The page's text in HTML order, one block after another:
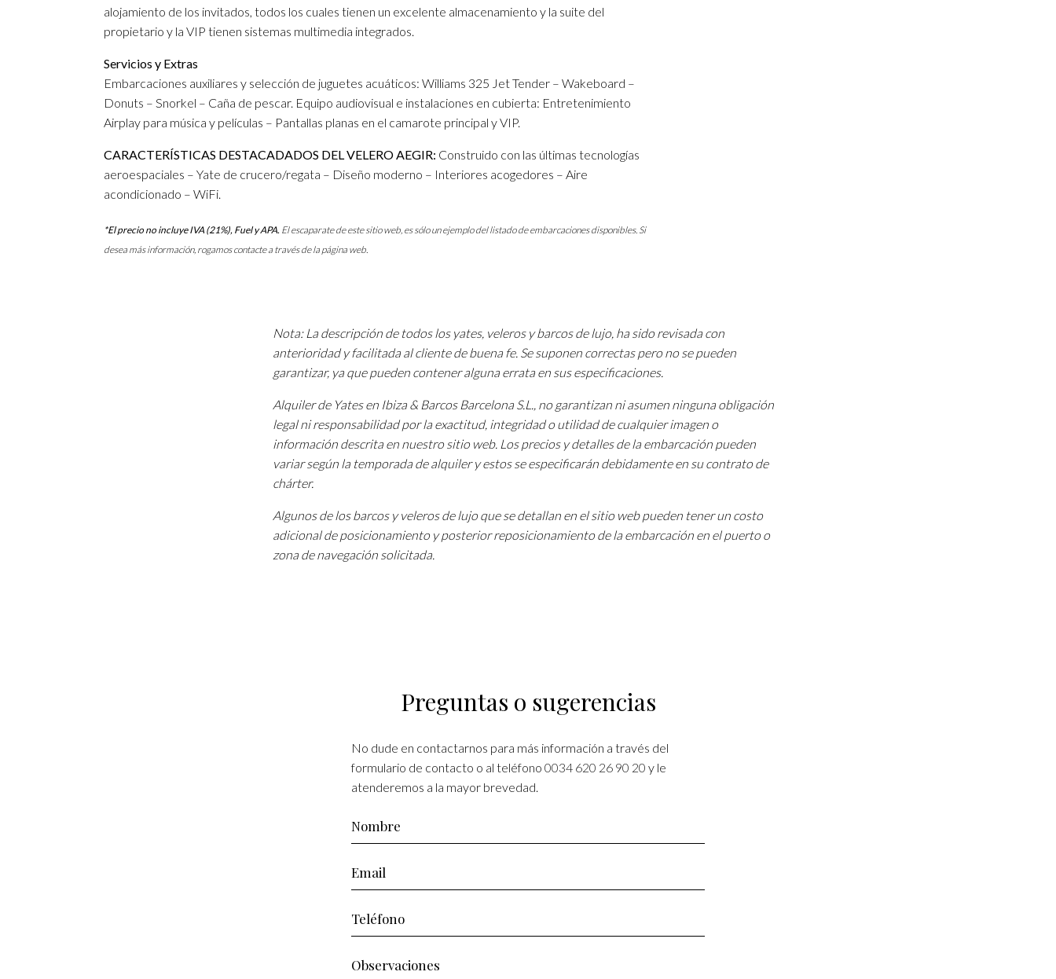
alojamiento de los invitados, todos los cuales tienen un excelente almacenamiento y la suite del
propietario y la VIP tienen sistemas multimedia integrados.
Servicios y Extras
Embarcaciones auxiliares y selección de juguetes acuáticos: Williams 325 Jet Tender – Wakeboard –
Donuts – Snorkel – Caña de pescar. Equipo audiovisual e instalaciones en cubierta: Entretenimiento
Airplay para música y películas – Pantallas planas en el camarote principal y VIP.
CARACTERÍSTICAS DESTACADADOS DEL VELERO AEGIR: Construido con las últimas tecnologías
aeroespaciales – Yate de crucero/regata – Diseño moderno – Interiores acogedores – Aire
acondicionado – WiFi.
*El precio no incluye IVA (21%), Fuel y APA. El escaparate de este sitio web, es sólo un ejemplo del listado de embarcaciones disponibles. Si
desea más información, rogamos contacte a través de la página web.
Nota: La descripción de todos los yates, veleros y barcos de lujo, ha sido revisada con
anterioridad y facilitada al cliente de buena fe. Se suponen correctas pero no se pueden
garantizar, ya que pueden contener alguna errata en sus especificaciones.
Alquiler de Yates en Ibiza & Barcos Barcelona S.L., no garantizan ni asumen ninguna obligación
legal ni responsabilidad por la exactitud, integridad o utilidad de cualquier imagen o
información descrita en nuestro sitio web. Los precios y detalles de la embarcación pueden
variar según la temporada de alquiler y estos se especificarán debidamente en su contrato de
chárter.
Algunos de los barcos y veleros de lujo que se detallan en el sitio web pueden tener un costo
adicional de posicionamiento y posterior reposicionamiento de la embarcación en el puerto o
zona de navegación solicitada.
Preguntas o sugerencias
No dude en contactarnos para más información a través del
formulario de contacto o al teléfono 0034 620 26 90 20 y le
atenderemos a la mayor brevedad.